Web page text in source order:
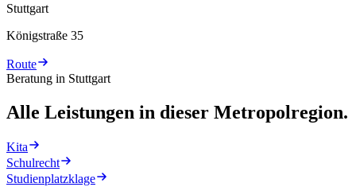
Stuttgart
Königstraße 35
Route
Beratung in Stuttgart
Alle Leistungen in dieser Metropolregion.
Kita
Schulrecht
Studienplatzklage